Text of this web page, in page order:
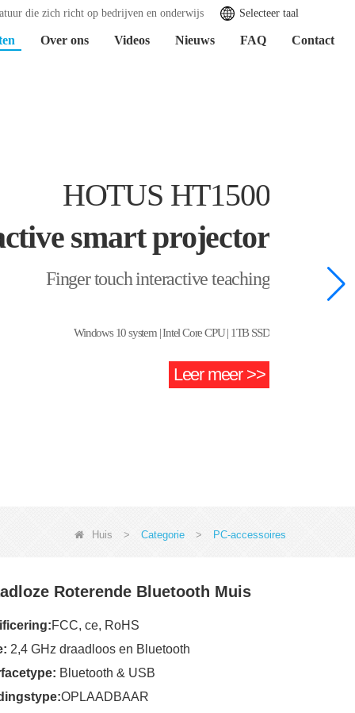
Selecteer taal
die zich richt op bedrijven en onderwijs
Over ons Videos Nieuws FAQ Contact
HOTUS HT1500
smart projector
Finger touch interactive teaching
Windows 10 system | Intel Core CPU | 1TB SSD
Leer meer >>
Huis > Categorie > PC-accessoires
Roterende Bluetooth Muis
FCC, ce, RoHS
2,4 GHz draadloos en Bluetooth
Bluetooth & USB
OPLAADBAAR